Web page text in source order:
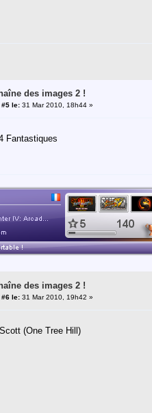
des images 2 !
#5 le: 31 Mar 2010, 18h44 »
Fantastiques
des images 2 !
#6 le: 31 Mar 2010, 19h42 »
(One Tree Hill)